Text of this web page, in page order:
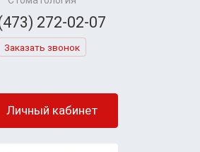
272-02-07
Заказать звонок
Личный кабинет